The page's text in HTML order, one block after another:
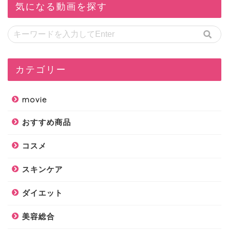
気になる動画を探す
カテゴリー
movie
おすすめ商品
コスメ
スキンケア
ダイエット
美容総合